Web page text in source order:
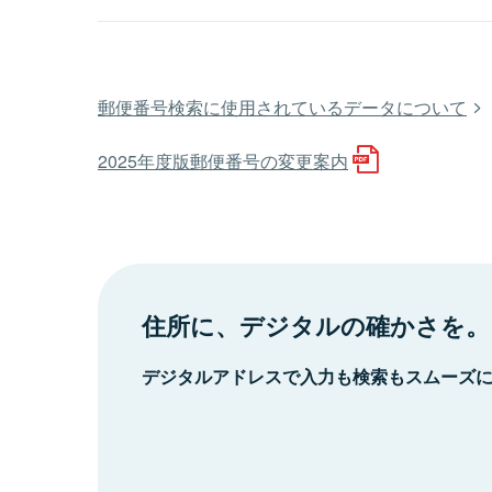
郵便番号検索に使用されているデータについて
2025年度版郵便番号の変更案内
住所に、デジタルの確かさを。
デジタルアドレスで入力も検索もスムーズ